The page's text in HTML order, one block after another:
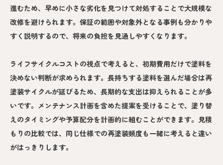
進むため、早めに小さな劣化を見つけて対処することで大規模な
改修を避けられます。保証の範囲や対象外となる事例も分かりや
すく説明するので、将来の負担を見通しやすくなります。
ライフサイクルコストの視点で考えると、初期費用だけで塗料を
決めない判断が求められます。長持ちする塗料を選んだ場合は再
塗装サイクルが延びるため、長期的な支出は抑えられることが多
いです。メンテナンス計画を含めた提案を受けることで、塗り替
えのタイミングや予算配分を計画的に組むことができます。見積
もりの比較では、同じ仕様での再塗装頻度も一緒に考えると違い
がはっきりします。